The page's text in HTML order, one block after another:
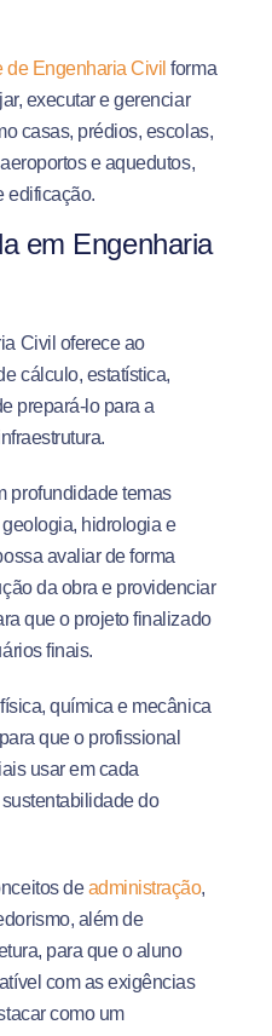
de Engenharia Civil forma
executar e gerenciar
casas, prédios, escolas,
e aquedutos,
edificação.
em Engenharia
Civil oferece ao
cálculo, estatística,
prepará-lo para a
profundidade temas
hidrologia e
avaliar de forma
da obra e providenciar
que o projeto finalizado
finais.
química e mecânica
que o profissional
usar em cada
do
deadministração,
além de
para que o aluno
com as exigências
como um